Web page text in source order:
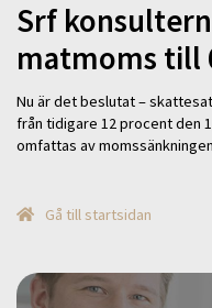
Srf
matmoms till
Nu är det beslutat –
från tidigare 12 procent den
omfattas av
Gå till startsidan